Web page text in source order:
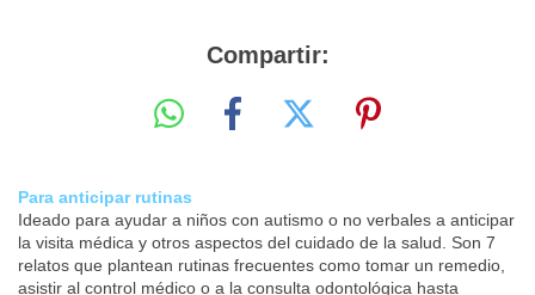
Compartir:
Para anticipar rutinas
Ideado para ayudar a niños con autismo o no verbales a anticipar
la visita médica y otros aspectos del cuidado de la salud. Son 7
relatos que plantean rutinas frecuentes como tomar un remedio,
asistir al control médico o a la consulta odontológica hasta